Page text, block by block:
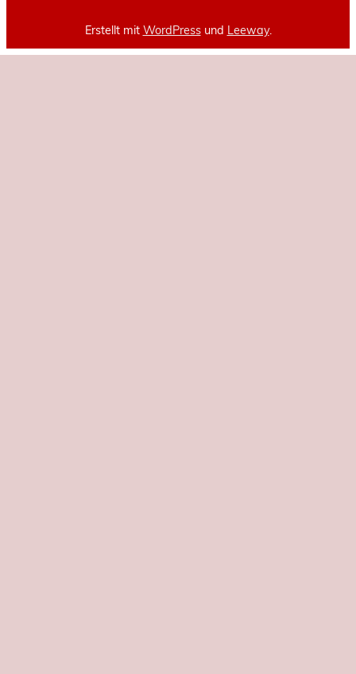
Erstellt mit WordPressund Leeway.